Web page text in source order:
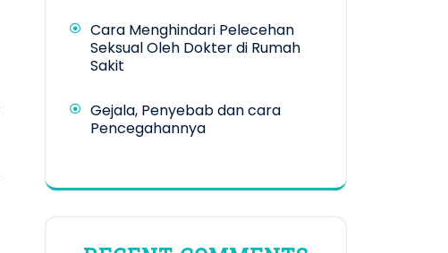
Cara Menghindari Pelecehan
Seksual Oleh Dokter di Rumah
Sakit
Gejala, Penyebab dan cara
Pencegahannya